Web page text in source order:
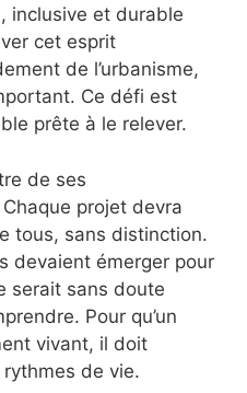
inclusive et durable
cet esprit
de l’urbanisme,
Ce défi est
prête à le relever.
de ses
projet devra
tous, sans distinction.
devaient émerger pour
serait sans doute
Pour qu’un
vivant, il doit
de vie.